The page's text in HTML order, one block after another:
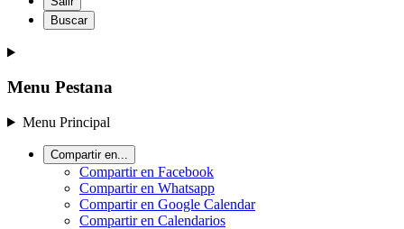
Buscar
Menu Pestana
Menu Principal
Compartir en...
Compartir en Facebook
Compartir en Whatsapp
Compartir en Google Calendar
Compartir en Calendarios